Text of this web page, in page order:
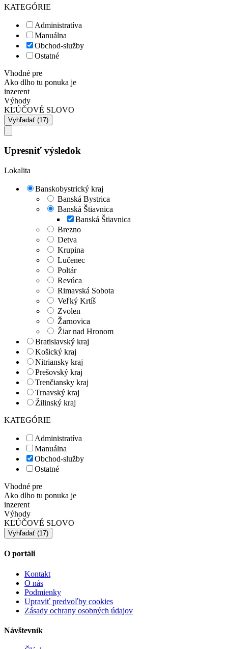
KATEGÓRIE
Administratíva
Manuálna
Obchod-služby
Ostatné
Vhodné pre
Ako dlho tu ponuka je
inzerent
Výhody
KĽÚČOVÉ SLOVO
Upresniť výsledok
Lokalita
Banskobystrický kraj
Banská Bystrica
Banská Štiavnica
Banská Štiavnica
Brezno
Detva
Krupina
Lučenec
Poltár
Revúca
Rimavská Sobota
Veľký Krtíš
Zvolen
Žarnovica
Žiar nad Hronom
Bratislavský kraj
Košický kraj
Nitriansky kraj
Prešovský kraj
Trenčiansky kraj
Trnavský kraj
Žilinský kraj
KATEGÓRIE
Administratíva
Manuálna
Obchod-služby
Ostatné
Vhodné pre
Ako dlho tu ponuka je
inzerent
Výhody
KĽÚČOVÉ SLOVO
O portáli
Kontakt
O nás
Podmienky
Upraviť predvoľby cookies
Zásady ochrany osobných údajov
Návštevník